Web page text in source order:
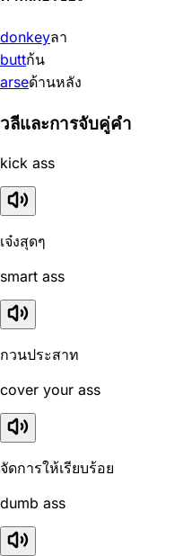
donkeyลา
buttก้น
arseด้านหลัง
วลีและการจับคู่คำ
kick ass
เจ๋งสุดๆ
smart ass
กวนประสาท
cover your ass
จัดการให้เรียบร้อย
dumb ass